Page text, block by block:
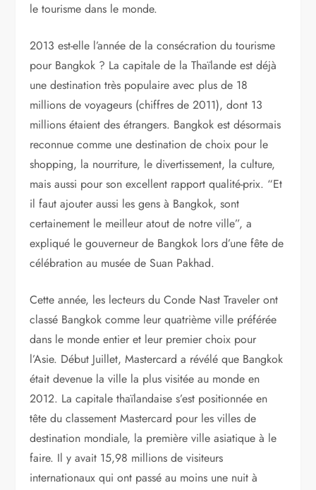
le tourisme dans le monde.
2013 est-elle l’année de la consécration du tourisme
pour Bangkok ? La capitale de la Thaïlande est déjà
une destination très populaire avec plus de 18
millions de voyageurs (chiffres de 2011), dont 13
millions étaient des étrangers. Bangkok est désormais
reconnue comme une destination de choix pour le
shopping, la nourriture, le divertissement, la culture,
mais aussi pour son excellent rapport qualité-prix. “Et
il faut ajouter aussi les gens à Bangkok, sont
certainement le meilleur atout de notre ville”, a
expliqué le gouverneur de Bangkok lors d’une fête de
célébration au musée de Suan Pakhad.
Cette année, les lecteurs du Conde Nast Traveler ont
classé Bangkok comme leur quatrième ville préférée
dans le monde entier et leur premier choix pour
l’Asie. Début Juillet, Mastercard a révélé que Bangkok
était devenue la ville la plus visitée au monde en
2012. La capitale thaïlandaise s’est positionnée en
tête du classement Mastercard pour les villes de
destination mondiale, la première ville asiatique à le
faire. Il y avait 15,98 millions de visiteurs
internationaux qui ont passé au moins une nuit à